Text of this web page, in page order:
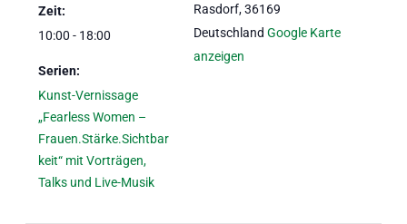
Zeit:
10:00 - 18:00
Serien:
Kunst-Vernissage
„Fearless Women –
Frauen.Stärke.Sichtbar
keit“ mit Vorträgen,
Talks und Live-Musik
Rasdorf, 36169
Deutschland Google Karte
anzeigen